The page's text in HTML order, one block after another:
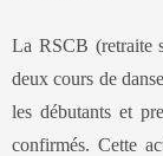
La RSCB (retraite
deux cours de
les débutants et
confirmés. Cette